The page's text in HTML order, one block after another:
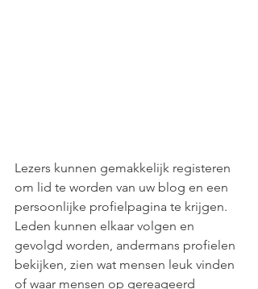
Lezers kunnen gemakkelijk registeren
om lid te worden van uw blog en een
persoonlijke profielpagina te krijgen.
Leden kunnen elkaar volgen en
gevolgd worden, andermans profielen
bekijken, zien wat mensen leuk vinden
of waar mensen op gereageerd